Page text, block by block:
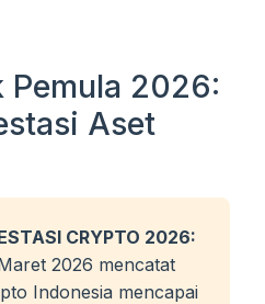
2026:
Aset
CRYPTO 2026:
2026 mencatat
Indonesia mencapai